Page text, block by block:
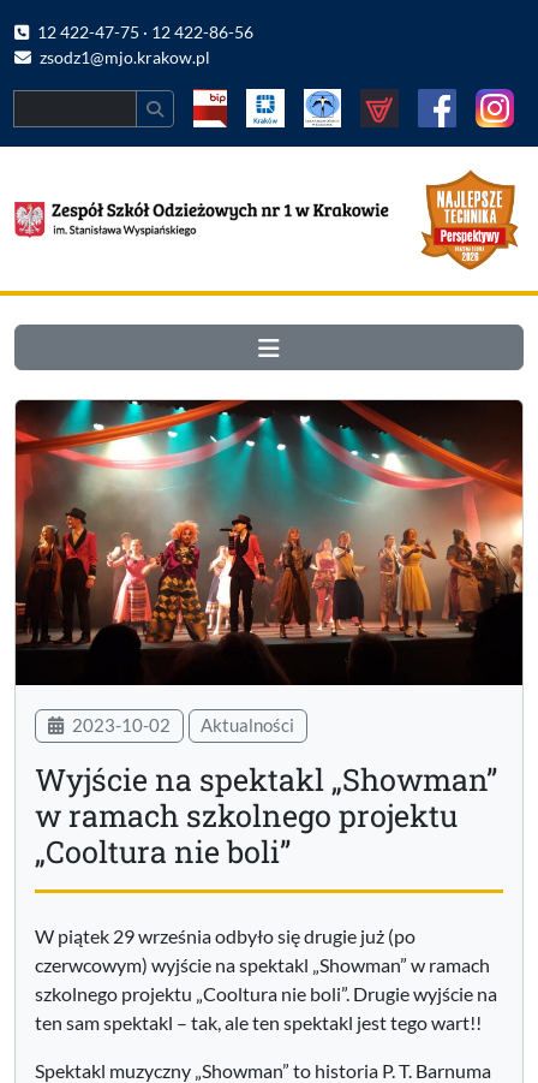
12 422-47-75 · 12 422-86-56
zsodz1@mjo.krakow.pl
2023-10-02 Aktualności
Wyjście na spektakl „Showman”
w ramach szkolnego projektu
„Cooltura nie boli”
W piątek 29 września odbyło się drugie już (po
czerwcowym) wyjście na spektakl „Showman” w ramach
szkolnego projektu „Cooltura nie boli”. Drugie wyjście na
ten sam spektakl – tak, ale ten spektakl jest tego wart!!
Spektakl muzyczny „Showman” to historia P. T. Barnuma